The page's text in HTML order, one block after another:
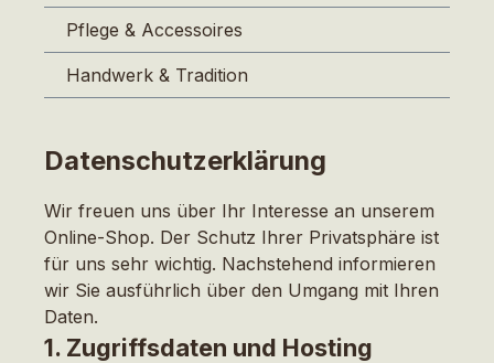
Pflege & Accessoires
Handwerk & Tradition
Datenschutzerklärung
Wir freuen uns über Ihr Interesse an unserem
Online-Shop. Der Schutz Ihrer Privatsphäre ist
für uns sehr wichtig. Nachstehend informieren
wir Sie ausführlich über den Umgang mit Ihren
Daten.
1. Zugriffsdaten und Hosting